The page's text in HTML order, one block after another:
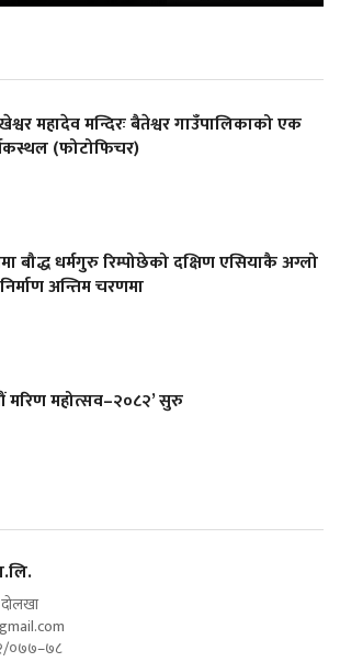
महादेव मन्दिरः बैतेश्वर गाउँपालिकाको एक
(फोटोफिचर)
बौद्ध धर्मगुरु रिम्पोछेको दक्षिण एसियाकै अग्लो
निर्माण अन्तिम चरणमा
मरिण महोत्सव–२०८२’ सुरु
०७७–७८